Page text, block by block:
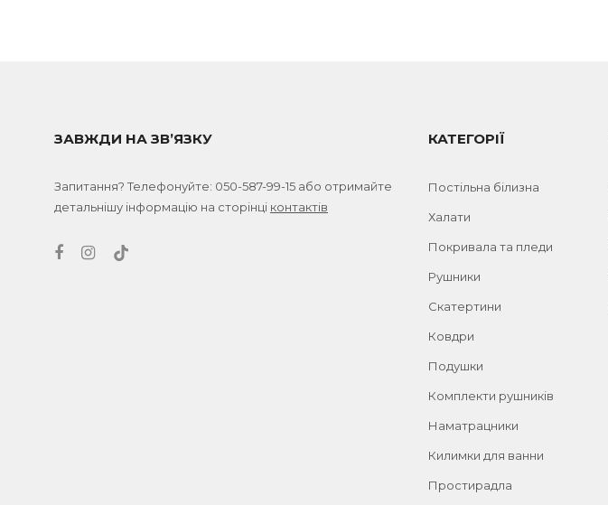
ЗАВЖДИ НА ЗВ’ЯЗКУ
Запитання? Телефонуйте: 050-587-99-15 або отримайте
детальнішу інформацію на сторінці контактів
КАТЕГОРІЇ
Постільна білизна
Халати
Покривала та пледи
Рушники
Скатертини
Ковдри
Подушки
Комплекти рушників
Наматрацники
Килимки для ванни
Простирадла